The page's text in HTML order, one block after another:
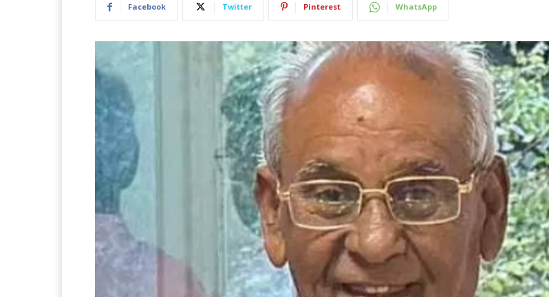
Facebook Twitter Pinterest WhatsApp